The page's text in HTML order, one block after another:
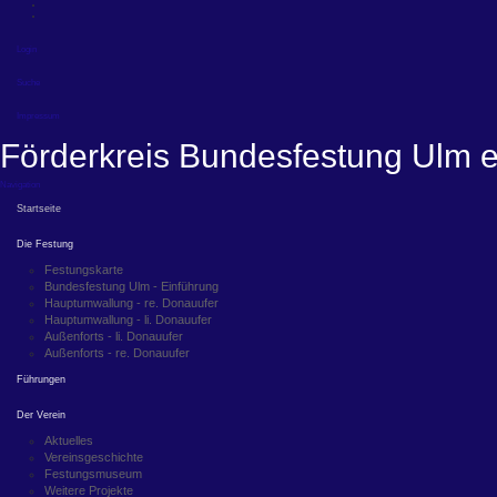
Login
Suche
Impressum
Förderkreis Bundesfestung Ulm
Navigation
Startseite
Die Festung
Festungskarte
Bundesfestung Ulm - Einführung
Hauptumwallung - re. Donauufer
Hauptumwallung - li. Donauufer
Außenforts - li. Donauufer
Außenforts - re. Donauufer
Führungen
Der Verein
Aktuelles
Vereinsgeschichte
Festungsmuseum
Weitere Projekte